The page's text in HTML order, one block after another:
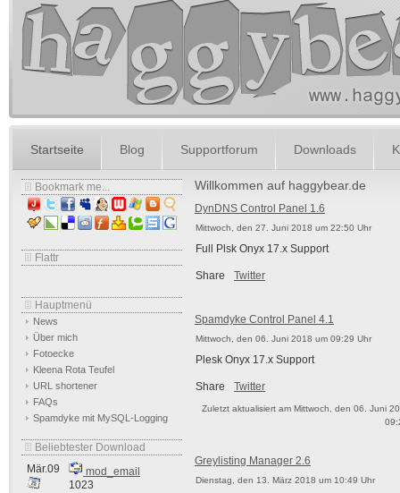
Startseite Blog Supportforum Downloads
Bookmark me...
Flattr
Hauptmenü
News
Über mich
Fotoecke
Kleena Rota Teufel
URL shortener
FAQs
Spamdyke mit MySQL-Logging
Beliebtester Download
Mär.09
mod_email
1023
Willkommen auf haggybear.de
DynDNS Control Panel 1.6
Mittwoch, den 27. Juni 2018 um 22:50 Uhr
Full Plsk Onyx 17.x Support
Share Twitter
Spamdyke Control Panel 4.1
Mittwoch, den 06. Juni 2018 um 09:29 Uhr
Plesk Onyx 17.x Support
Share Twitter
Zuletzt aktualisiert am Mittwoch, den 06. Juni
Greylisting Manager 2.6
Dienstag, den 13. März 2018 um 10:49 Uhr